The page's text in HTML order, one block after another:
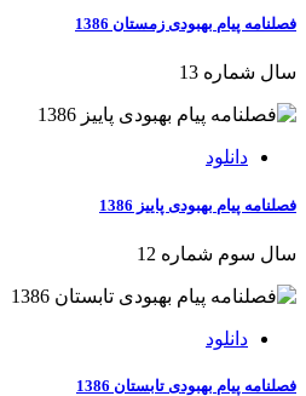
فصلنامه پیام بهبودی زمستان 1386
سال شماره 13
دانلود
فصلنامه پیام بهبودی پاییز 1386
سال سوم شماره 12
دانلود
فصلنامه پیام بهبودی تابستان 1386